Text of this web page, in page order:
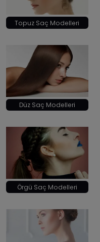
Topuz Saç Modelleri
Düz Saç Modelleri
Örgü Saç Modelleri